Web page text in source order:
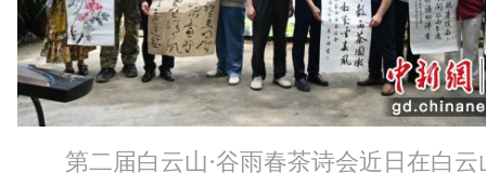
第二届白云山·谷雨春茶诗会近日在白云